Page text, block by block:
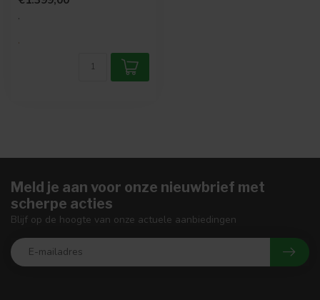
is verva...
.
.
Meld je aan voor onze nieuwbrief met
scherpe acties
Blijf op de hoogte van onze actuele aanbiedingen